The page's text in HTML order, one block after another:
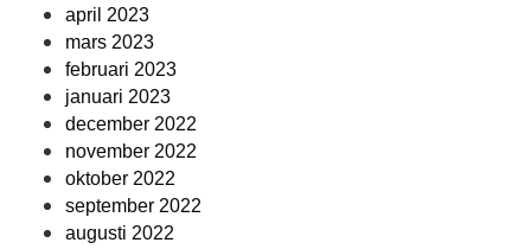
april 2023
mars 2023
februari 2023
januari 2023
december 2022
november 2022
oktober 2022
september 2022
augusti 2022